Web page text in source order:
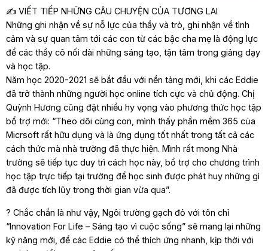
✍️ VIẾT TIẾP NHỮNG CÂU CHUYỆN CỦA TƯƠNG LAI
Những ghi nhận về sự nỗ lực của thầy và trò, ghi nhận về tình
cảm và sự quan tâm tới các con từ các bậc cha mẹ là động lực
để các thầy cô nối dài những sáng tạo, tận tâm trong giảng dạy
và học tập.
Năm học 2020-2021 sẽ bắt đầu với nền tảng mới, khi các Eddie
đã trở thành những người học online tích cực và chủ động. Chị
Quỳnh Hương cũng đặt nhiều hy vọng vào phương thức học tập
bổ trợ mới: “Theo dõi cùng con, mình thấy phần mềm 365 của
Micrsoft rất hữu dụng và là ứng dụng tốt nhất trong tất cả các
cách thức mà nhà trường đã thực hiện. Mình rất mong Nhà
trường sẽ tiếp tục duy trì cách học này, bổ trợ cho chương trình
học tập trực tiếp tại trường để học sinh được phát huy những gì
đã được tích lũy trong thời gian vừa qua”.
? Chắc chắn là như vậy, Ngôi trường gạch đỏ với tôn chỉ
“Innovation For Life – Sáng tạo vì cuộc sống” sẽ mang lại những
kỹ năng mới, để các Eddie có thể thích ứng nhanh, kịp thời với